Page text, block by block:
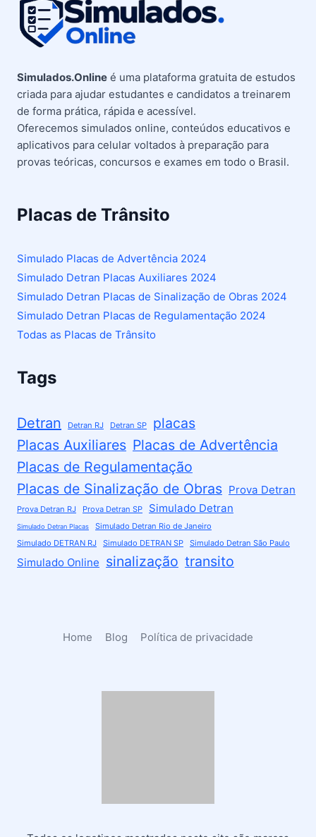
Simulados.Online é uma plataforma gratuita de estudos
criada para ajudar estudantes e candidatos a treinarem
de forma prática, rápida e acessível.
Oferecemos simulados online, conteúdos educativos e
aplicativos para celular voltados à preparação para
provas teóricas, concursos e exames em todo o Brasil.
Placas de Trânsito
Simulado Placas de Advertência 2024
Simulado Detran Placas Auxiliares 2024
Simulado Detran Placas de Sinalização de Obras 2024
Simulado Detran Placas de Regulamentação 2024
Todas as Placas de Trânsito
Tags
Detran Detran RJ Detran SP
placas
Placas Auxiliares Placas de Advertência
Placas de Regulamentação
Placas de Sinalização de Obras Prova Detran
Prova Detran RJ Prova Detran SP Simulado Detran
Simulado Detran Placas
Simulado Detran Rio de Janeiro
Simulado DETRAN RJ
Simulado DETRAN SP Simulado Detran São Paulo
Simulado Online sinalização transito
Home Blog Política de privacidade